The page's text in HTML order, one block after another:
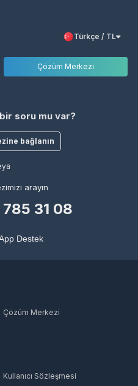
Türkçe / TL
Çözüm Merkezi
bir soru mu var?
bağlanın
arayın
31 08
Destek
Çözüm Merkezi
Kullanıcı Sözleşmesi